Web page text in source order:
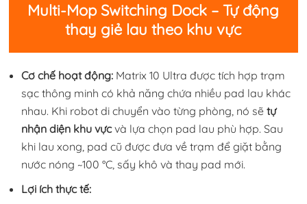
Multi-Mop Switching Dock – Tự động
thay giẻ lau theo khu vực
Cơ chế hoạt động: Matrix 10 Ultra được tích hợp trạm
sạc thông minh có khả năng chứa nhiều pad lau khác
nhau. Khi robot di chuyển vào từng phòng, nó sẽtự
nhận diện khu vựcvà lựa chọn pad lau phù hợp. Sau
khi lau xong, pad cũ được đưa về trạm để giặt bằng
nước nóng ~100 °C, sấy khô và thay pad mới.
Lợi ích thực tế: